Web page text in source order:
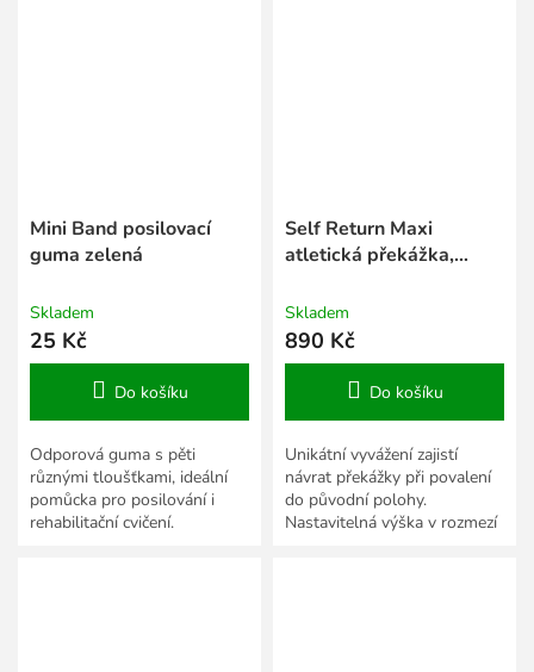
Mini Band posilovací
guma zelená
Skladem
25 Kč
Do košíku
Odporová guma s pěti
různými tloušťkami, ideální
pomůcka pro posilování i
rehabilitační cvičení.
Self Return Maxi
atletická překážka,
Skladem
890 Kč
Do košíku
Unikátní vyvážení zajistí
návrat překážky při povalení
do původní polohy.
Nastavitelná výška v rozmezí